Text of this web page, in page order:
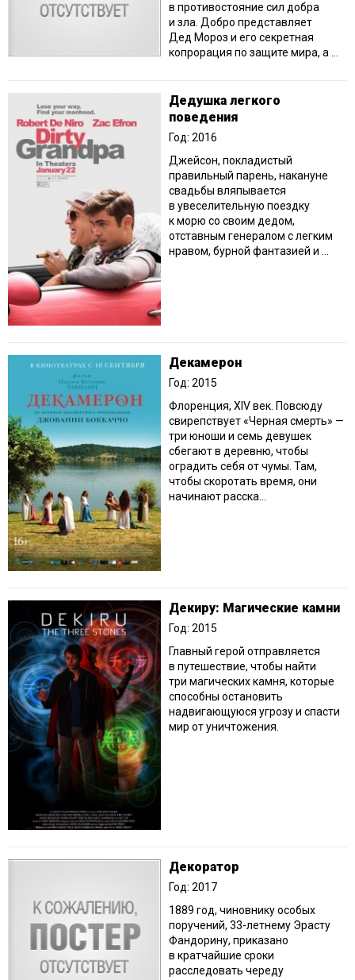
в противостояние сил добра
и зла. Добро представляет
Дед Мороз и его секретная
копрорация по защите мира, а ...
Дедушка легкого
поведения
Год: 2016
Джейсон, покладистый
правильный парень, накануне
свадьбы вляпывается
в увеселительную поездку
к морю со своим дедом,
отставным генералом с легким
нравом, бурной фантазией и ...
Декамерон
Год: 2015
Флоренция, XIV век. Повсюду
свирепствует «Черная смерть» —
три юноши и семь девушек
сбегают в деревню, чтобы
оградить себя от чумы. Там,
чтобы скоротать время, они
начинают расска...
Декиру: Магические камни
Год: 2015
Главный герой отправляется
в путешествие, чтобы найти
три магических камня, которые
способны остановить
надвигающуюся угрозу и спасти
мир от уничтожения.
Декоратор
Год: 2017
1889 год, чиновнику особых
поручений, 33-летнему Эрасту
Фандорину, приказано
в кратчайшие сроки
расследовать череду